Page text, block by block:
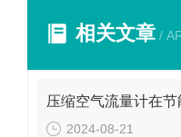
相关文章 /
压缩空气流量计在节
2024-08-21